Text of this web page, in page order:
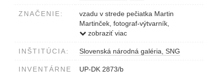
ZNAČENIE:
vzadu v strede pečiatka Martin
Martinček, fotograf-výtvarník,
Liptovský Mikuláš, Czechoslovakia
zobraziť viac
INŠTITÚCIA: Slovenská národná galéria, SNG
INVENTÁRNE
UP-DK 2873/b